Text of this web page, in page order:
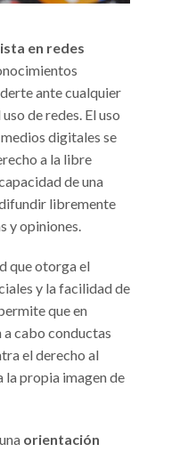
en redes
ante cualquier
de redes. El uso
digitales se
a la libre
de una
libremente
y opiniones.
que otorga el
y la facilidad de
que en
a cabo conductas
el derecho al
la propia imagen de
orientación